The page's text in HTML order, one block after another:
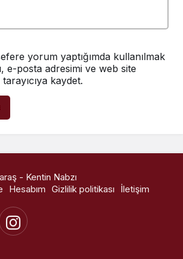
yorum yaptığımda kullanılmak
e-posta adresimi ve web site
kaydet.
- Kentin Nabzı
Hesabım Gizlilik politikası İletişim